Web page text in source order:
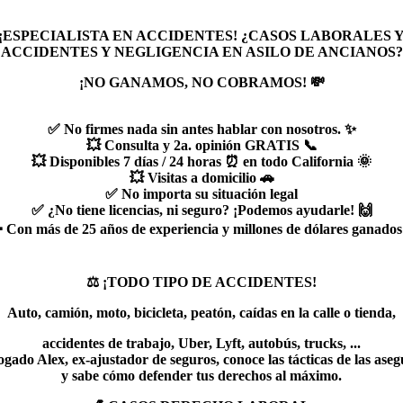
¡ESPECIALISTA EN ACCIDENTES! ¿CASOS LABORALES
ACCIDENTES Y NEGLIGENCIA EN ASILO DE ANCIANOS?
¡NO GANAMOS, NO COBRAMOS! 💸
✅ No firmes nada sin antes hablar con nosotros. ✨
💥 Consulta y 2a. opinión GRATIS 📞
💥 Disponibles 7 días / 24 horas ⏰ en todo California 🌞
💥 Visitas a domicilio 🚗
✅ No importa su situación legal
✅ ¿No tiene licencias, ni seguro? ¡Podemos ayudarle! 🙌
Con más de 25 años de experiencia y millones de dólares
‍⚖️ ¡TODO TIPO DE ACCIDENTES!
Auto, camión, moto, bicicleta, peatón, caídas en la calle o tienda,
accidentes de trabajo, Uber, Lyft, autobús, trucks, ...
Alex, ex-ajustador de seguros, conoce las tácticas de las
y sabe cómo defender tus derechos al máximo.